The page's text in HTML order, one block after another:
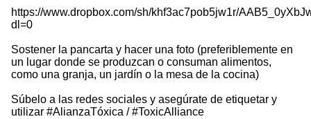
https://www.dropbox.com/sh/khf3ac7pob5jw1r/
dl=0
Sostener la pancarta y hacer una foto (preferiblemente en
un lugar donde se produzcan o consuman alimentos,
como una granja, un jardín o la mesa de la cocina)
Súbelo a las redes sociales y asegúrate de etiquetar y
utilizar #AlianzaTóxica / #ToxicAlliance